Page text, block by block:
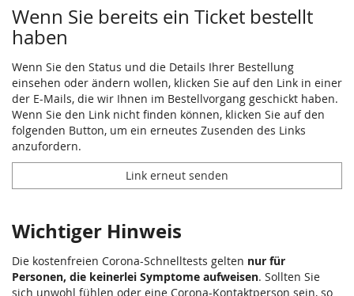
Wenn Sie bereits ein Ticket bestellt
haben
Wenn Sie den Status und die Details Ihrer Bestellung
einsehen oder ändern wollen, klicken Sie auf den Link in einer
der E-Mails, die wir Ihnen im Bestellvorgang geschickt haben.
Wenn Sie den Link nicht finden können, klicken Sie auf den
folgenden Button, um ein erneutes Zusenden des Links
anzufordern.
Link erneut senden
Wichtiger Hinweis
Die kostenfreien Corona-Schnelltests gelten nur für
Personen, die keinerlei Symptome aufweisen. Sollten Sie
sich unwohl fühlen oder eine Corona-Kontaktperson sein, so